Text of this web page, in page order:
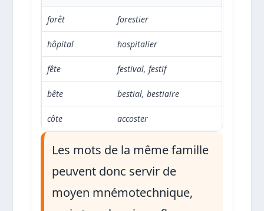
forêt forestier
hôpital hospitalier
fête festival, festif
bête bestial, bestiaire
côte accoster
Les mots de la même famille
peuvent donc servir de
moyen mnémotechnique,